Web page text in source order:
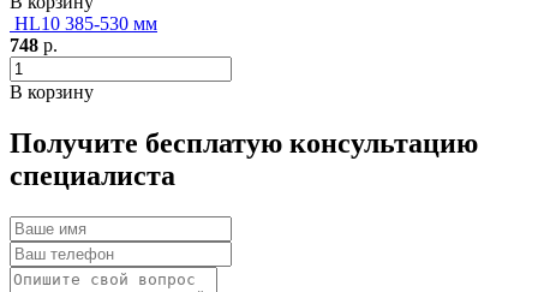
HL10 385-530 мм
748 р.
В корзину
Получите бесплатую консультацию
специалиста